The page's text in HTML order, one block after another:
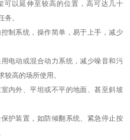
可以延伸至较高的位置，高可达几十
务。
制系统，操作简单，易于上手，减少
电动或混合动力系统，减少噪音和污
较高的场所使用。
内外、平坦或不平的地面、甚至斜坡
护装置，如防倾翻系统、紧急停止按